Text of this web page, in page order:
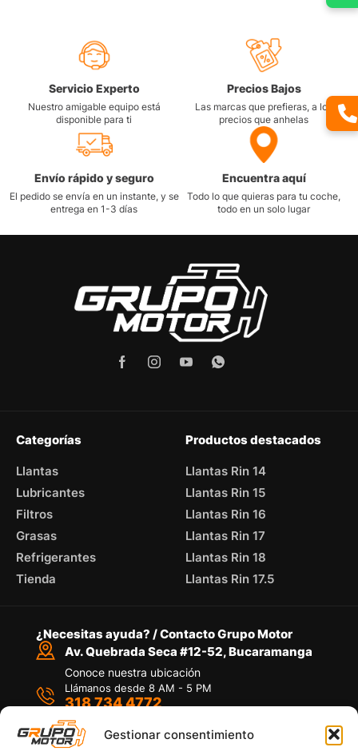
Gestionar consentimiento
Servicio Experto
Nuestro amigable equipo está
disponible para ti
Precios Bajos
Las marcas que prefieras, a los
precios que anhelas
Envío rápido y seguro
El pedido se envía en un instante, y se
entrega en 1-3 días
Encuentra aquí
Todo lo que quieras para tu coche,
todo en un solo lugar
Categorías
Llantas
Lubricantes
Filtros
Grasas
Refrigerantes
Tienda
Productos destacados
Llantas Rin 14
Llantas Rin 15
Llantas Rin 16
Llantas Rin 17
Llantas Rin 18
Llantas Rin 17.5
¿Necesitas ayuda? / Contacto Grupo Motor
Av. Quebrada Seca #12-52, Bucaramanga
Conoce nuestra ubicación
Llámanos desde 8 AM - 5 PM
318 734 4772
Por medio de WhatsApp